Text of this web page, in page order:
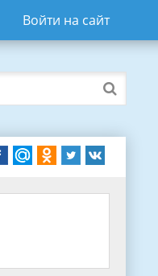
Войти на сайт